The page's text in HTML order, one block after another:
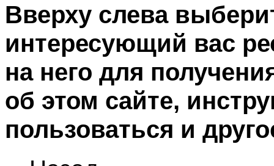
Вверху слева
интересующий вас
на него для
об этом сайте,
пользоваться и